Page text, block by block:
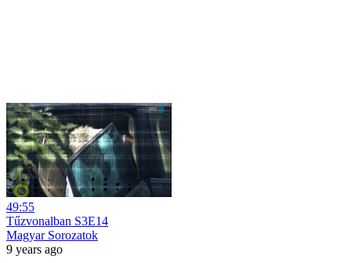
49:55
Tűzvonalban S3E14
Magyar Sorozatok
9 years ago